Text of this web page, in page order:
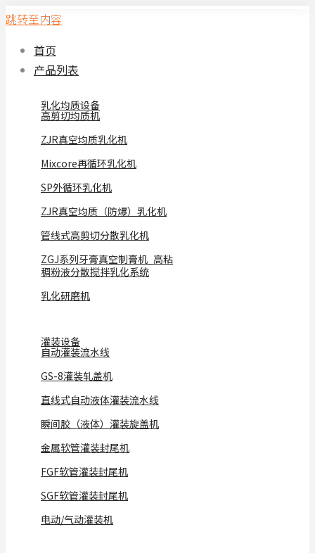
跳转至内容
首页
产品列表
乳化均质设备
高剪切均质机
ZJR真空均质乳化机
Mixcore再循环乳化机
SP外循环乳化机
ZJR真空均质（防爆）乳化机
管线式高剪切分散乳化机
ZGJ系列牙膏真空制膏机_高粘
稠粉液分散搅拌乳化系统
乳化研磨机
灌装设备
自动灌装流水线
GS-8灌装轧盖机
直线式自动液体灌装流水线
瞬间胶（液体）灌装旋盖机
金属软管灌装封尾机
FGF软管灌装封尾机
SGF软管灌装封尾机
电动/气动灌装机